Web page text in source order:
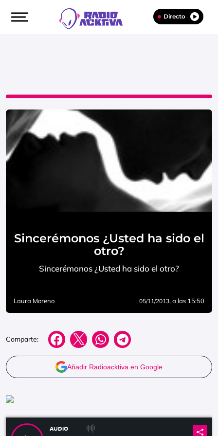
Directo
Sincerémonos ¿Usted ha sido el
otro?
Sincerémonos ¿Usted ha sido el otro?
Laura Moreno 05/11/2013, a las 15:50
Comparte:
Añadir Radioacktiva en Google
AUDIO